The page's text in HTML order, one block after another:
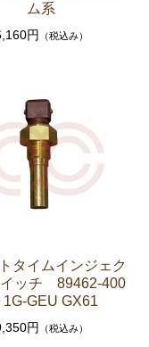
ー リペアキッ
GX60 61 MX51 6
ム系
円 （税込み）
タイムインジェク
イッチ 89462-400
1G-GEU GX61
円 （税込み）